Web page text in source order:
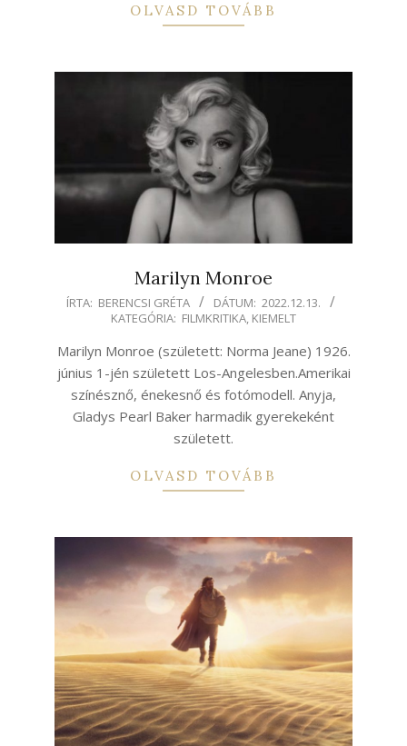
OLVASD TOVÁBB
Marilyn Monroe
2022-
13
ÍRTA: BERENCSI GRÉTA DÁTUM: 2022.12.13.
KATEGÓRIA: FILMKRITIKA KIEMELT
Marilyn Monroe (született: Norma Jeane) 1926.
június 1-jén született Los-Angelesben.Amerikai
színésznő, énekesnő és fotómodell. Anyja,
Gladys Pearl Baker harmadik gyerekeként
született.
OLVASD TOVÁBB